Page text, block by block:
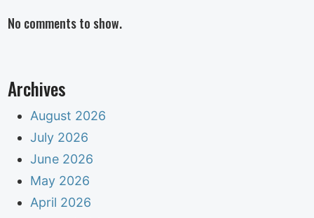
No comments to show.
Archives
August 2026
July 2026
June 2026
May 2026
April 2026